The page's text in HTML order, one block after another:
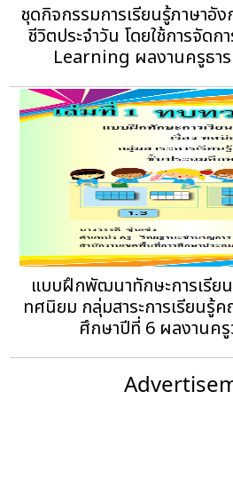
ชุดกิจกรรมการเรียนรู้ภาษาอั
ชีวิตประจำวัน โดยใช้การจัด
Learning ผลงานครูธา
แบบฝึกพัฒนาทักษะการเรีย
ทศนิยม กลุ่มสาระการเรียนรู้
ศึกษาปีที่ 6 ผลงานครู